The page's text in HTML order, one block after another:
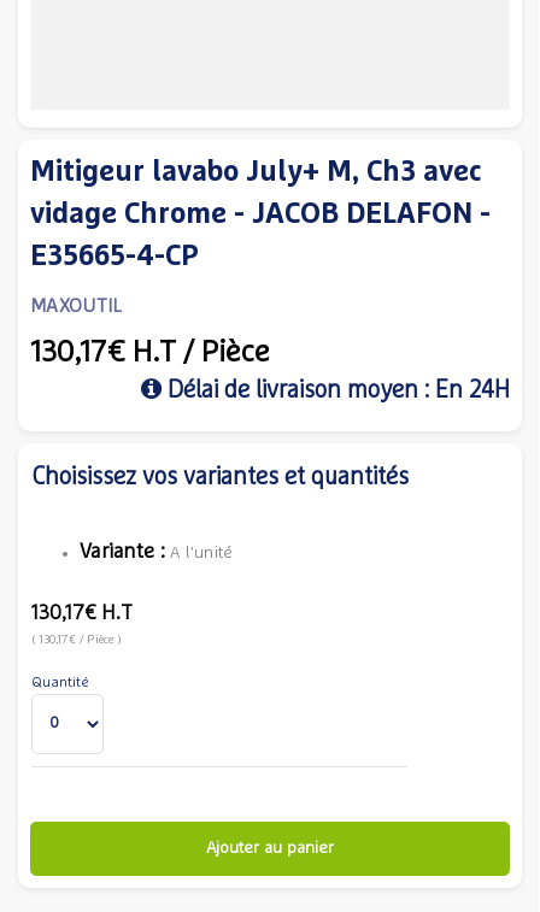
Mitigeur lavabo July+ M, Ch3 avec
vidage Chrome - JACOB DELAFON -
E35665-4-CP
MAXOUTIL
130,17€ H.T / Pièce
Délai de livraison moyen : En 24H
Choisissez vos variantes et quantités
Variante :A l'unité
130,17€ H.T
(130,17€/ Pièce )
Quantité
Ajouter au panier